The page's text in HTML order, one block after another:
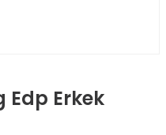
Edp Erkek